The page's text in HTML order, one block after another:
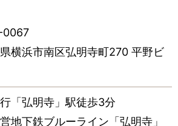
0067
横浜市南区弘明寺町270 平野ビ
「弘明寺」駅徒歩3分
地下鉄ブルーライン「弘明寺」